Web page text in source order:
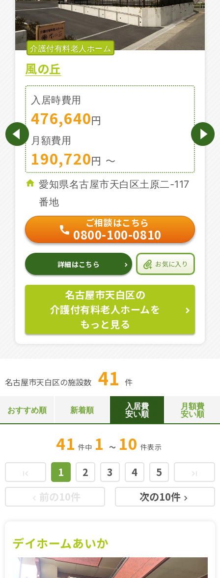
お気に入り一覧
介護付有料老人ホーム
風の丘
入居時費用
476,640円
月額費用
190,720円 〜
愛知県名古屋市天白区土原二-117
番地
ご相談はこちら
0800-100-0810
詳細はこちら お気に入り
名古屋市天白区の
介護付有料老人ホームを
もっと見る
名古屋市天白区の施設数 41 件
おすすめ順 新着順
入居費
安い順
月額費
安い順
41 件中 1 ～ 10 件表示
first_page
keyboard_arrow_left 前の10件
1 2 3 4
5
次の10件 keyboard_arrow_right
last_page
デイホームあいか